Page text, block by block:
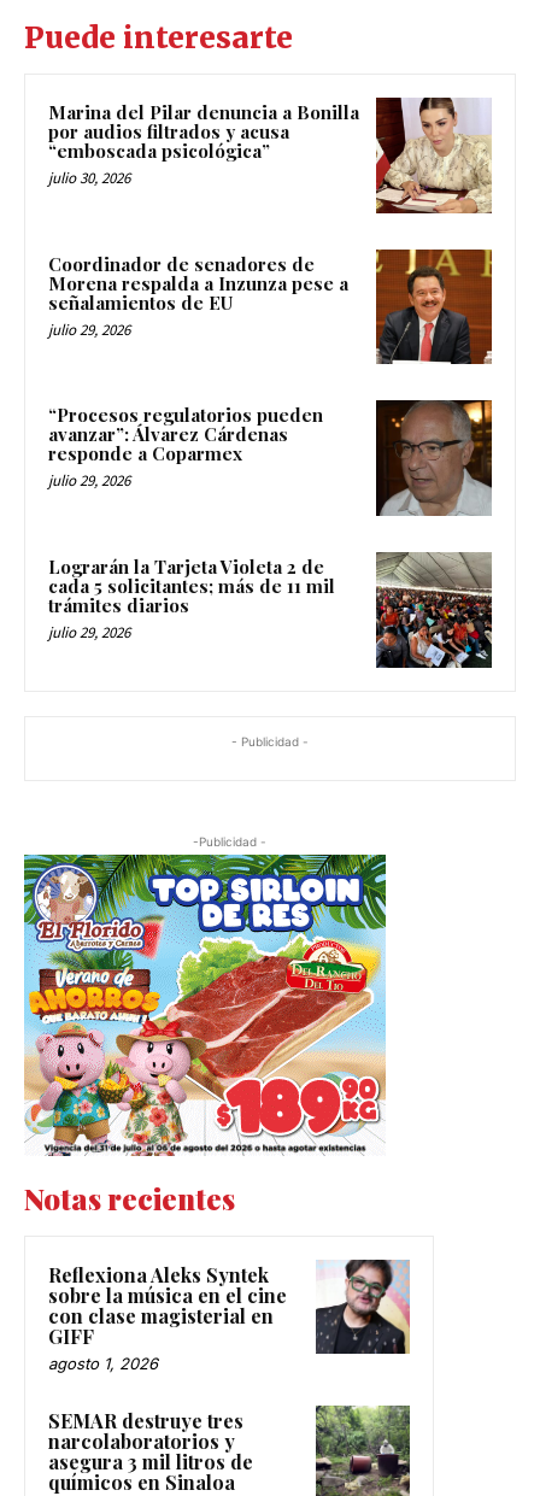
Puede interesarte
Marina del Pilar denuncia a Bonilla
por audios filtrados y acusa
“emboscada psicológica”
julio 30, 2026
Coordinador de senadores de
Morena respalda a Inzunza pese a
señalamientos de EU
julio 29, 2026
“Procesos regulatorios pueden
avanzar”: Álvarez Cárdenas
responde a Coparmex
julio 29, 2026
Lograrán la Tarjeta Violeta 2 de
cada 5 solicitantes; más de 11 mil
trámites diarios
julio 29, 2026
- Publicidad -
-Publicidad -
Notas recientes
Reflexiona Aleks Syntek
sobre la música en el cine
con clase magisterial en
GIFF
agosto 1, 2026
SEMAR destruye tres
narcolaboratorios y
asegura 3 mil litros de
químicos en Sinaloa